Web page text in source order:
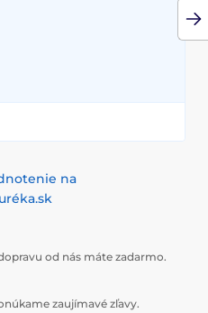
na
od nás máte zadarmo.
zaujímavé zľavy.